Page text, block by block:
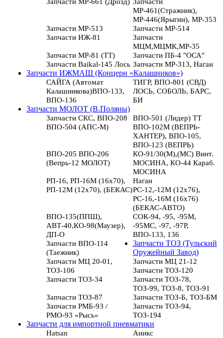
МР-461(Стражник),
МР-446(Ярыгин), МР-353
Запчасти МР-513
Запчасти МР-514
Запчасти ИЖ-81
Запчасти
МЦМ,МЦМК,МР-35
Запчасти МР-81 (ТТ)
Запчасти ПБ-4 "ОСА"
Запчасти Baikal-145 Лось Запчасти МР-313, Наган
Запчасти ИЖМАШ (Концерн «Калашников»)
САЙГА (Автомат
Калашникова)ВПО-133,
ВПО-136
ТИГР, ВПО-801 (СВД)
ЛОСЬ, СОБОЛЬ, БАРС,
БИ
Запчасти МОЛОТ (В.Поляны)
Запчасти СКС, ВПО-208
ВПО-501 (Лидер) ТТ
ВПО-504 (АПС-М)
ВПО-102М (ВЕПРЬ-
ХАНТЕР), ВПО-105,
ВПО-123 (ВЕПРЬ)
ВПО-205 ВПО-206
(Вепрь-12 МОЛОТ)
КО-91/30(М),(МС) Винт.
МОСИНА, КО-44 Караб.
МОСИНА
РП-16, РП-16М (16х70),
РП-12М (12х70), (БЕКАС)
Наган
РС-12,-12М (12х76),
РС-16,-16М (16х76)
(БЕКАС-АВТО)
ВПО-135(ППШ),
АВТ-40,КО-98(Маузер),
ДП-О
СОК-94, -95, -95М,
-95МС, -97, -97Р,
ВПО-133, 136
Запчасти ВПО-114
(Таежник)
Запчасти ТОЗ (Тульский
Оружейный Завод)
Запчасти МЦ 20-01,
ТОЗ-106
Запчасти МЦ 21-12
Запчасти ТОЗ-120
Запчасти ТОЗ-34
Запчасти ТОЗ-78,
ТОЗ-99, ТОЗ-8, ТОЗ-91
Запчасти ТОЗ-87
Запчасти ТОЗ-Б, ТОЗ-БМ
Запчасти РМБ-93 /
РМО-93 «Рысь»
Запчасти ТОЗ-94,
ТОЗ-194
Запчасти для импортной пневматики
Hatsan
Аникс